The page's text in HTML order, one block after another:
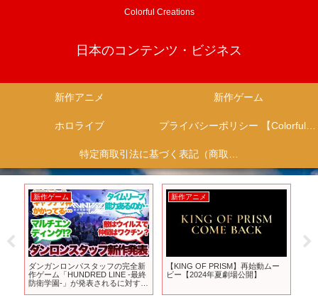
Colorful Creations
日本のコンテンツ・ビジネス
新作アニメ 新作ゲーム
ホロライブ プライバシーポリシー 【Colorful Creation】
特定商取引法に基づく表記（商取引に関する開示）
新作ゲーム
ダンガンロンパスタッフの完全新
作ゲーム「HUNDRED LINE -最終
防衛学園-」が発表されるに対する
新作アニメ
【KING OF PRISM】再始動ムー
ビー【2024年夏劇場公開】